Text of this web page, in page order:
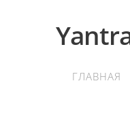
ГЛАВНАЯ